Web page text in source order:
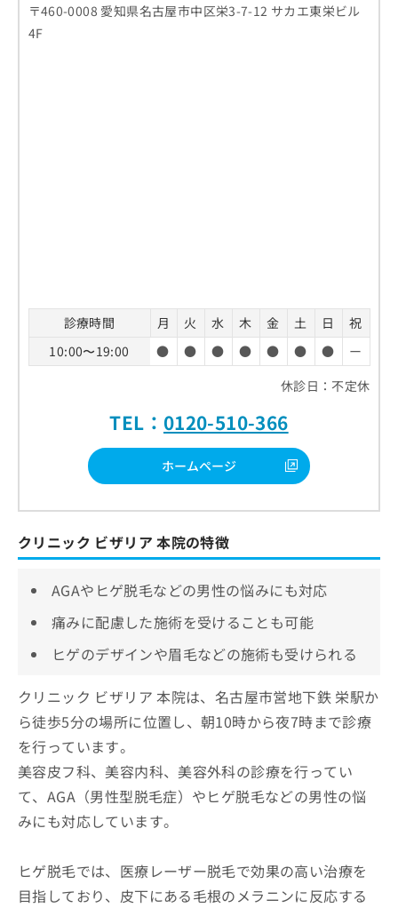
〒460-0008 愛知県名古屋市中区栄3-7-12 サカエ東栄ビル
4F
診療時間 月 火 水 木 金 土 日
祝
10:00〜19:00
● ● ● ● ● ● ●
ー
休診日：不定休
TEL： 0120-510-366
ホームページ
クリニック ビザリア 本院の特徴
AGAやヒゲ脱毛などの男性の悩みにも対応
痛みに配慮した施術を受けることも可能
ヒゲのデザインや眉毛などの施術も受けられる
クリニック ビザリア 本院は、名古屋市営地下鉄 栄駅か
ら徒歩5分の場所に位置し、朝10時から夜7時まで診療
を行っています。
美容皮フ科、美容内科、美容外科の診療を行ってい
て、AGA（男性型脱毛症）やヒゲ脱毛などの男性の悩
みにも対応しています。
ヒゲ脱毛では、医療レーザー脱毛で効果の高い治療を
目指しており、皮下にある毛根のメラニンに反応する